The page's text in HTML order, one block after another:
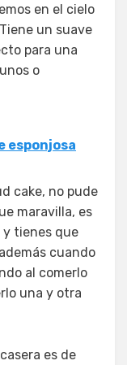
en el cielo
un suave
para una
o
esponjosa
cake, no pude
maravilla, es
y tienes que
cuando
al comerlo
una y otra
es de